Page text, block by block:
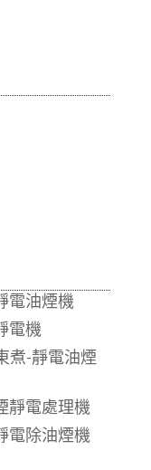
電油煙機
電機
煮-靜電油煙
靜電處理機
電除油煙機